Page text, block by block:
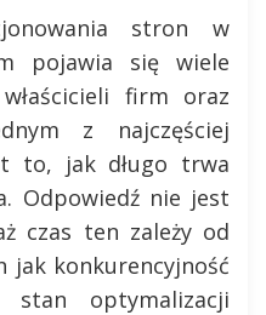
stron w
pojawia się wiele
firm oraz
z najczęściej
to, jak długo trwa
Odpowiedź nie jest
czas ten zależy od
jak konkurencyjność
stan optymalizacji